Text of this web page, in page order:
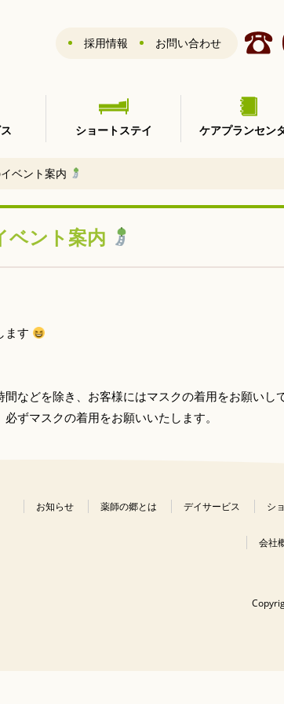
採用情報 お問い合わせ
ショートステイ ケアプランセン
ベント案内
ベント案内
ます
などを除き、お客様にはマスクの着用をお願いし
ずマスクの着用をお願いいたします。
お知らせ 薬師の郷とは デイサービス シ
会社